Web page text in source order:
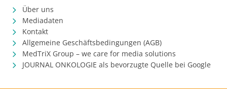
Über uns
Mediadaten
Kontakt
Allgemeine Geschäftsbedingungen (AGB)
MedTriX Group – we care for media solutions
JOURNAL ONKOLOGIE als bevorzugte Quelle bei Google